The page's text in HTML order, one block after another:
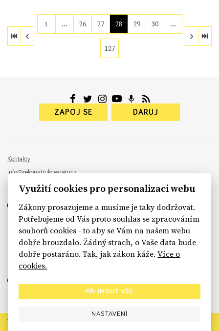
1 … 26 27 28 29 30 …
127
ZAPOJ SE DARUJ
Kontakty
info@rekonstrukcestatu.cz
Návrh a vývoj: Sinfin , ilustrace:
sinfin.digital
Rekonstrukce státu končí. Její členské organizace však dál
Využití cookies pro personalizaci webu
Zákony prosazujeme a musíme je taky dodržovat.
Potřebujeme od Vás proto souhlas se zpracováním
souborů cookies - to aby se Vám na našem webu
dobře brouzdalo. Žádný strach, o Vaše data bude
dobře postaráno. Tak, jak zákon káže.Více o
cookies.
PŘIJMOUT VŠE
NASTAVENÍ